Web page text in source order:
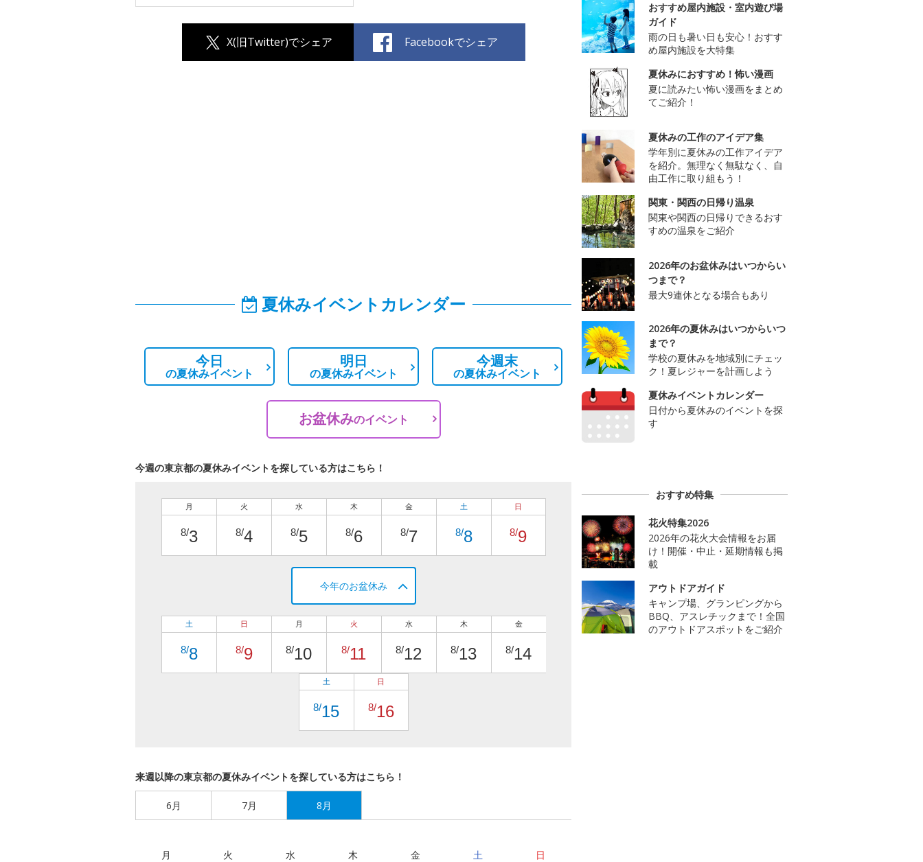
X(旧Twitter)でシェア Facebookでシェア
夏休みイベントカレンダー
今日
の夏休みイベント
明日
の夏休みイベント
今週末
の夏休みイベント
お盆休みのイベント
今週の東京都の夏休みイベントを探している方はこちら！
月
8/3
火
8/4
水
8/5
木
8/6
金
8/7
土
8/8
日
8/9
今年のお盆休み
土
8/8
日
8/9
月
8/10
火
8/11
水
8/12
木
8/13
金
8/14
土
8/15
日
8/16
来週以降の東京都の夏休みイベントを探している方はこちら！
6月 7月 8月
月 火 水 木 金 土 日
おすすめ屋内施設・室内遊び場
ガイド
雨の日も暑い日も安心！おすす
め屋内施設を大特集
夏休みにおすすめ！怖い漫画
夏に読みたい怖い漫画をまとめ
てご紹介！
夏休みの工作のアイデア集
学年別に夏休みの工作アイデア
を紹介。無理なく無駄なく、自
由工作に取り組もう！
関東・関西の日帰り温泉
関東や関西の日帰りできるおす
すめの温泉をご紹介
2026年のお盆休みはいつからい
つまで？
最大9連休となる場合もあり
2026年の夏休みはいつからいつ
まで？
学校の夏休みを地域別にチェッ
ク！夏レジャーを計画しよう
夏休みイベントカレンダー
日付から夏休みのイベントを探
す
おすすめ特集
花火特集2026
2026年の花火大会情報をお届
け！開催・中止・延期情報も掲
載
アウトドアガイド
キャンプ場、グランピングから
BBQ、アスレチックまで！全国
のアウトドアスポットをご紹介